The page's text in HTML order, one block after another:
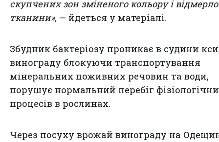
скупчених зон зміненого кольору і
тканини», — йдеться у матеріалі.
Збудник бактеріозу проникає в судини
винограду блокуючи транспортування
мінеральних поживних речовин та води,
порушує нормальний перебіг
процесів в рослинах.
Через посуху врожай винограду на